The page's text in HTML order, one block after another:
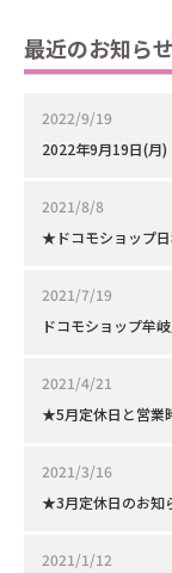
最近のお知らせ
2022/9/19
2022年9月19日(月
2021/8/8
★ドコモショップ
2021/7/19
ドコモショップ牟
2021/4/21
★5月定休日と営業
2021/3/16
★3月定休日のお知
2021/1/12